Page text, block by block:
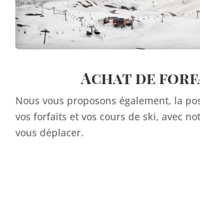
Achat de
Nous vous proposons également, la
vos forfaits et vos cours de ski, avec
vous déplacer.